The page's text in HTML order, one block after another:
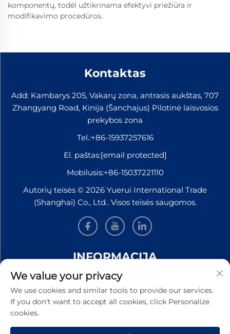
komponentų, todėl užtikrinama efektyvi priežiūra ir
modifikavimo procedūros.
Kontaktas
Add: Kambarys 205, Vakarų zona, antrasis aukštas, 707
Zhangyang Road, Kinija (Šanchajus) Pilotinė laisvosios
prekybos zona
Tel.:+86-15937257616
El. paštas:[email protected]
Mobilusis:+86-15037221110
Autorių teisės © 2026 Yuerui International Trade
(Shanghai) Co., Ltd.. Visos teisės saugomos.
INFORMACIJA
Užsiregistruokite, kad gautumėte mūsų savaitinį
naujienlaiškį
We value your privacy
We use cookies and similar tools to provide our services.
If you don't want to accept all cookies, click Personalize
cookies.